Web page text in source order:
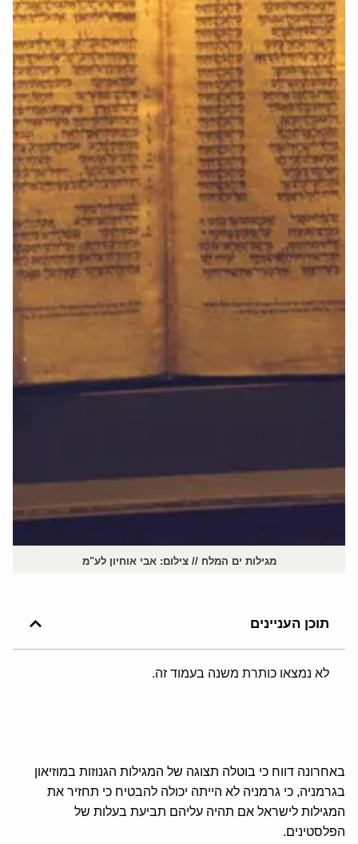
מגילות ים המלח // צילום: אבי אוחיון לע"מ
תוכן העניינים
לא נמצאו כותרת משנה בעמוד זה.
באחרונה דווח כי בוטלה תצוגה של המגילות הגנוזות במוזיאון
בגרמניה, כי גרמניה לא הייתה יכולה להבטיח כי תחזיר את
המגילות לישראל אם תהיה עליהם תביעת בעלות של
הפלסטינים.